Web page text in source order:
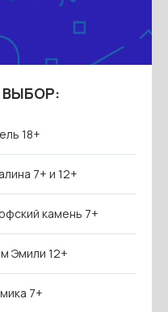
18+
7+ и 12+
камень 7+
Эмили 12+
7+